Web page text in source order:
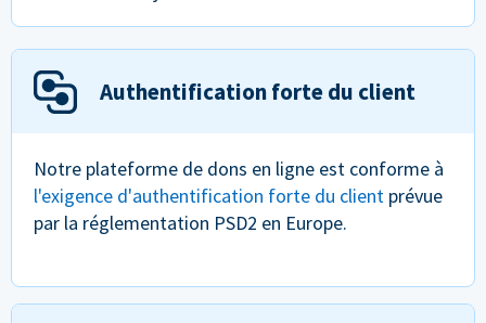
Authentification forte du client
Notre plateforme de dons en ligne est conforme à
l'exigence d'authentification forte du client prévue
par la réglementation PSD2 en Europe.